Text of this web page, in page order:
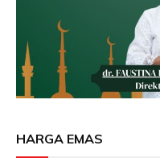
HARGA EMAS